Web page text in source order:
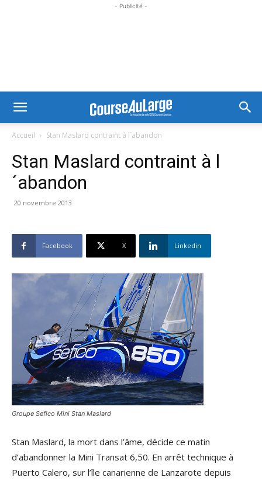
- Publicité -
Accueil Stan Maslard contraint à l´abandon
Stan Maslard contraint à l
´abandon
20 novembre 2013
Facebook X Linkedin
Groupe Sefico Mini Stan Maslard
Stan Maslard, la mort dans l’âme, décide ce matin
d’abandonner la Mini Transat 6,50. En arrêt technique à
Puerto Calero, sur l’île canarienne de Lanzarote depuis